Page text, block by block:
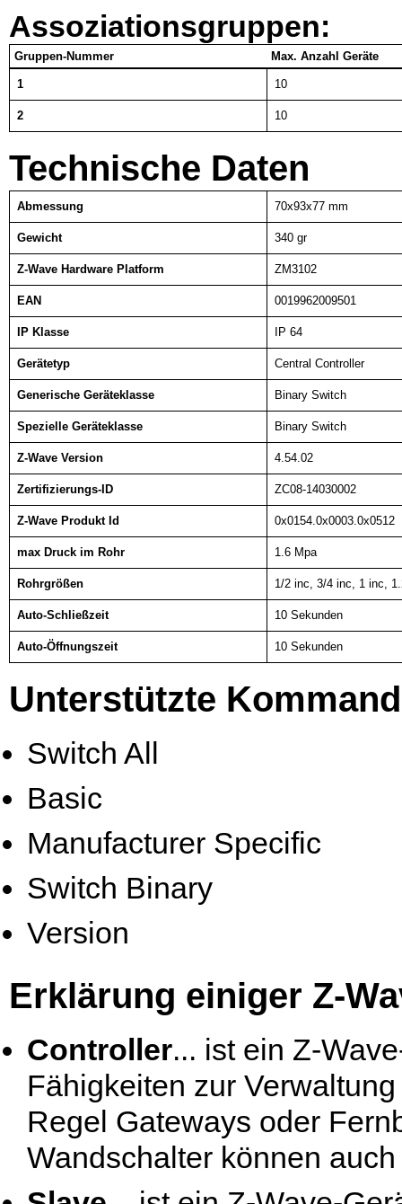
Assoziationsgruppen:
Gruppen-Nummer Max. Anzahl Geräte
1 10
2 10
Technische Daten
Abmessung 70x93x77 mm
Gewicht 340 gr
Z-Wave Hardware Platform ZM3102
EAN 0019962009501
IP Klasse IP 64
Gerätetyp Central Controller
Generische Geräteklasse Binary Switch
Spezielle Geräteklasse Binary Switch
Z-Wave Version 4.54.02
Zertifizierungs-ID ZC08-14030002
Z-Wave Produkt Id 0x0154.0x0003.0x0512
max Druck im Rohr 1.6 Mpa
Rohrgrößen 1/2 inc, 3/4 inc, 1 inc,
Auto-Schließzeit 10 Sekunden
Auto-Öffnungszeit 10 Sekunden
Unterstützte
Switch All
Basic
Manufacturer Specific
Switch Binary
Version
Erklärung einiger Z-
Controller... ist ein Z-
Fähigkeiten zur
Regel Gateways oder
Wandschalter können